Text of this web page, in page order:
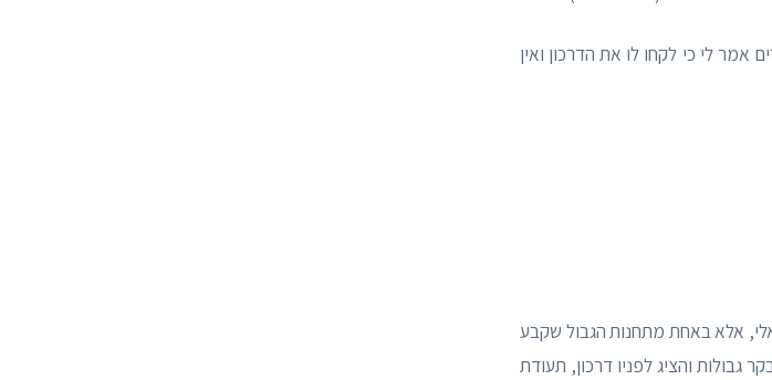
לי כי לקחו לו את הדרכון ואין
אלא באחת מתחנות הגבול שקבע
גבולות והציג לפניו דרכון, תעודת